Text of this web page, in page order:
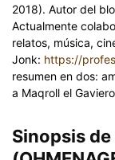
2018). Autor del
Actualmente
relatos, música,
Jonk: https://
resumen en dos:
a Maqroll el
Sinopsis de